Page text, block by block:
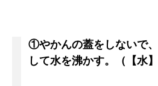
①やかんの蓋をしないで
して水を沸かす。（【水